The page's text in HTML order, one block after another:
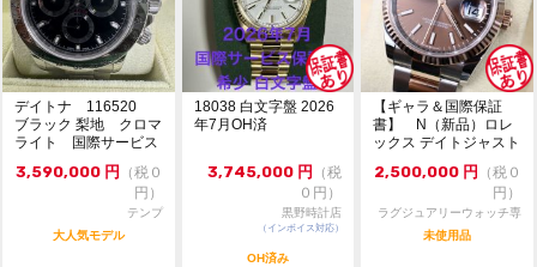
デイトナ 116520
ブラック 梨地 クロマ
ライト 国際サービス
3,590,000 円
（税０
円）
テンプ
大人気モデル
18038 白文字盤 2026
年7月OH済
3,745,000 円
（税
０円）
黒野時計店
（インボイス対応）
OH済み
【ギャラ＆国際保証
書】 N（新品）ロレ
ックス デイトジャスト
126231 36m...
2,500,000 円
（税０
円）
ラグジュアリーウォッチ専
門店：R/M
未使用品